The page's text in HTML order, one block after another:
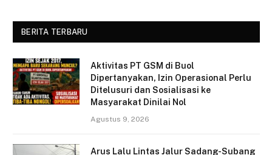
BERITA TERBARU
Aktivitas PT GSM di Buol
Dipertanyakan, Izin Operasional Perlu
Ditelusuri dan Sosialisasi ke
Masyarakat Dinilai Nol
Agustus 9, 2026
Arus Lalu Lintas Jalur Sadang-Subang